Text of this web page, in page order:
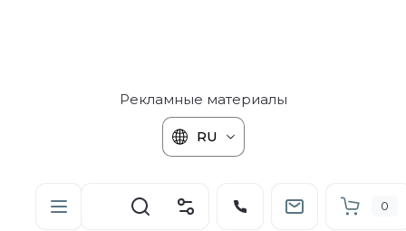
Рекламные материалы
RU
0